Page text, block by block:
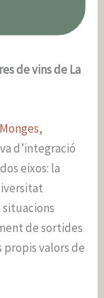
de vins de La
d’integració
eixos: la
de sortides
valors de